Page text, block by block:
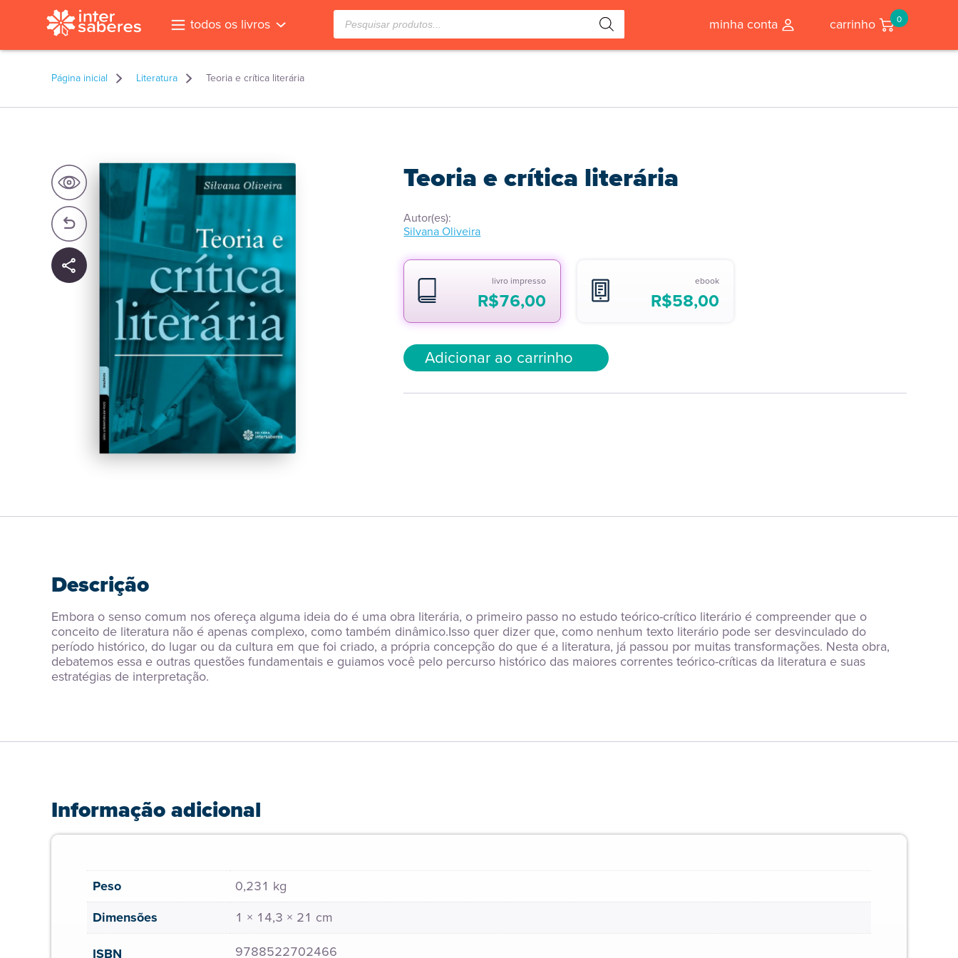
todos os livros Pesquisar
produtos minha conta carrinho 0
Página inicial Literatura Teoria e crítica literária
Teoria e crítica literária
Autor(es):
Silvana Oliveira
livro impresso
R$76,00
ebook
R$58,00
Adicionar ao carrinho
Descrição
Embora o senso comum nos ofereça alguma ideia do é uma obra literária, o primeiro passo no estudo teórico-crítico literário é compreender que o
conceito de literatura não é apenas complexo, como também dinâmico.Isso quer dizer que, como nenhum texto literário pode ser desvinculado do
período histórico, do lugar ou da cultura em que foi criado, a própria concepção do que é a literatura, já passou por muitas transformações. Nesta obra,
debatemos essa e outras questões fundamentais e guiamos você pelo percurso histórico das maiores correntes teórico-críticas da literatura e suas
estratégias de interpretação.
Informação adicional
Peso
0,231 kg
Dimensões
1 × 14,3 × 21 cm
ISBN
9788522702466